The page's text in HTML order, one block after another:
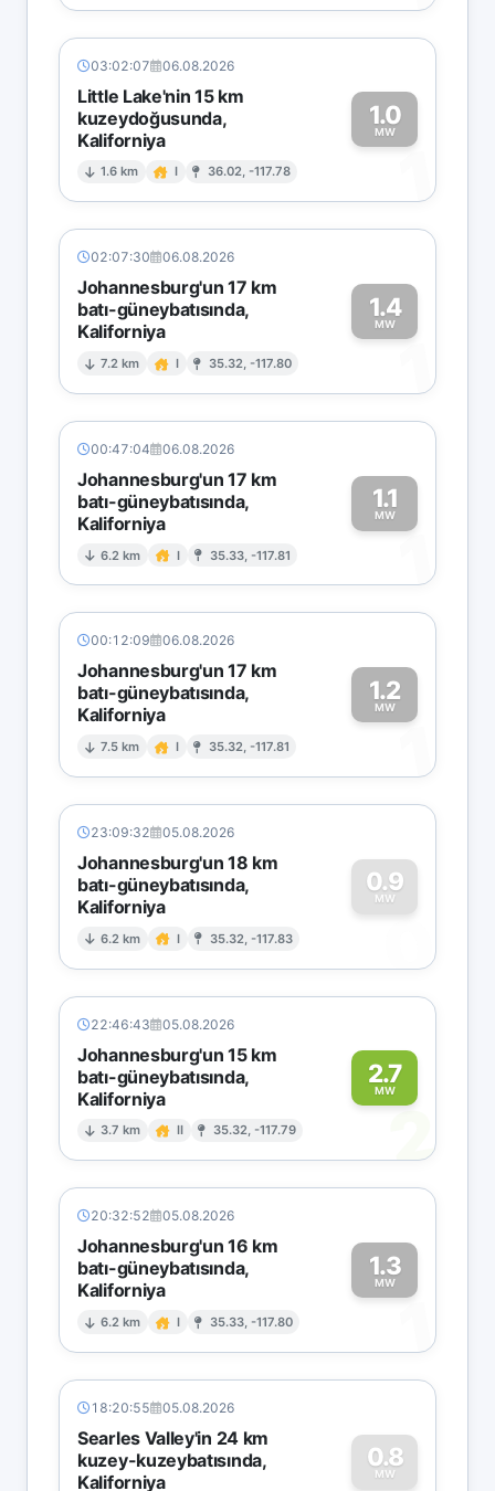
03:02:07 06.08.2026
Little Lake'nin 15 km
kuzeydoğusunda,
Kaliforniya
1.6 km I 36.02, -117.78
1.0
MW
1
02:07:30 06.08.2026
Johannesburg'un 17 km
batı-güneybatısında,
Kaliforniya
7.2 km I 35.32, -117.80
1.4
MW
1
00:47:04 06.08.2026
Johannesburg'un 17 km
batı-güneybatısında,
Kaliforniya
6.2 km I 35.33, -117.81
1.1
MW
1
00:12:09 06.08.2026
Johannesburg'un 17 km
batı-güneybatısında,
Kaliforniya
7.5 km I 35.32, -117.81
1.2
MW
1
23:09:32 05.08.2026
Johannesburg'un 18 km
batı-güneybatısında,
Kaliforniya
6.2 km I 35.32, -117.83
0.9
MW
0
22:46:43 05.08.2026
Johannesburg'un 15 km
batı-güneybatısında,
Kaliforniya
3.7 km II 35.32, -117.79
2.7
MW
2
20:32:52 05.08.2026
Johannesburg'un 16 km
batı-güneybatısında,
Kaliforniya
6.2 km I 35.33, -117.80
1.3
MW
1
18:20:55 05.08.2026
Searles Valley'in 24 km
kuzey-kuzeybatısında,
Kaliforniya
0.8
MW